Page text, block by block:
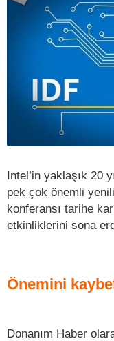
Intel’in yaklaşık 20
pek çok önemli
konferansı tarihe
etkinliklerini sona
Önemini
Donanım Haber